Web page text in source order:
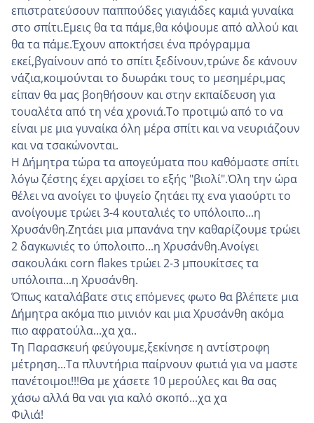
επιστρατεύσουν παππούδες γιαγιάδες καμιά γυναίκα
στο σπίτι.Εμεις θα τα πάμε,θα κόψουμε από αλλού και
θα τα πάμε.Έχουν αποκτήσει ένα πρόγραμμα
εκεί,βγαίνουν από το σπίτι ξεδίνουν,τρώνε δε κάνουν
νάζια,κοιμούνται το δυωράκι τους το μεσημέρι,μας
είπαν θα μας βοηθήσουν και στην εκπαίδευση για
τουαλέτα από τη νέα χρονιά.Το προτιμώ από το να
είναι με μια γυναίκα όλη μέρα σπίτι και να νευριάζουν
και να τσακώνονται.
Η Δήμητρα τώρα τα απογεύματα που καθόμαστε σπίτι
λόγω ζέστης έχει αρχίσει το εξής "βιολί".Όλη την ώρα
θέλει να ανοίγει το ψυγείο ζητάει πχ ενα γιαούρτι το
ανοίγουμε τρώει 3-4 κουταλιές το υπόλοιπο...η
Χρυσάνθη.Ζητάει μια μπανάνα την καθαρίζουμε τρώει
2 δαγκωνιές το ύπολοιπο...η Χρυσάνθη.Ανοίγει
σακουλάκι corn flakes τρώει 2-3 μπουκίτσες τα
υπόλοιπα...η Χρυσάνθη.
Όπως καταλάβατε στις επόμενες φωτο θα βλέπετε μια
Δήμητρα ακόμα πιο μινιόν και μια Χρυσάνθη ακόμα
πιο αφρατούλα...χα χα..
Τη Παρασκευή φεύγουμε,ξεκίνησε η αντίστροφη
μέτρηση...Τα πλυντήρια παίρνουν φωτιά για να μαστε
πανέτοιμοι!!!Θα με χάσετε 10 μερούλες και θα σας
χάσω αλλά θα ναι για καλό σκοπό...χα χα
Φιλιά!